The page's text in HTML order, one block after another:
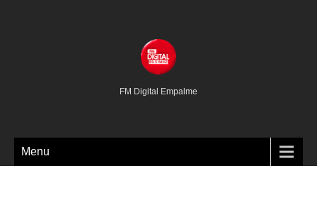
FM Digital Empalme
Menu